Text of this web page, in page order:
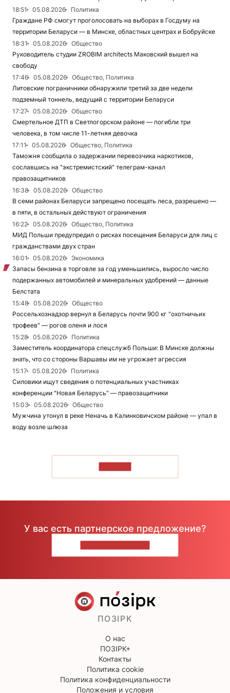
18:51
05.08.2026
Политика
Граждане РФ смогут проголосовать на выборах в Госдуму на
территории Беларуси — в Минске, областных центрах и Бобруйске
18:31
05.08.2026
Общество
Руководитель студии ZROBIM architects Маковский вышел на
свободу
17:46
05.08.2026
Общество, Политика
Литовские пограничники обнаружили третий за две недели
подземный тоннель, ведущий с территории Беларуси
17:27
05.08.2026
Общество
Смертельное ДТП в Светлогорском районе — погибли три
человека, в том числе 11-летняя девочка
17:11
05.08.2026
Общество, Политика
Таможня сообщила о задержании перевозчика наркотиков,
сославшись на "экстремистский" телеграм-канал
правозащитников
16:38
05.08.2026
Общество
В семи районах Беларуси запрещено посещать леса, разрешено —
в пяти, в остальных действуют ограничения
16:22
05.08.2026
Общество, Политика
МИД Польши предупредил о рисках посещения Беларуси для лиц с
гражданствами двух стран
16:01
05.08.2026
Экономика
Запасы бензина в торговле за год уменьшились, выросло число
подержанных автомобилей и минеральных удобрений — данные
Белстата
15:48
05.08.2026
Общество
Россельхознадзор вернул в Беларусь почти 900 кг "охотничьих
трофеев" — рогов оленя и лося
15:28
05.08.2026
Политика
Заместитель координатора спецслужб Польши: В Минске должны
знать, что со стороны Варшавы им не угрожает агрессия
15:17
05.08.2026
Политика
Силовики ищут сведения о потенциальных участниках
конференции "Новая Беларусь" — правозащитники
15:03
05.08.2026
Общество
Мужчина утонул в реке Неначь в Калинковичском районе — упал в
воду возле шлюза
У вас есть партнерское предложение?
ПОЗІРК
О нас
ПОЗІРК+
Контакты
Политика cookie
Политика конфиденциальности
Положения и условия